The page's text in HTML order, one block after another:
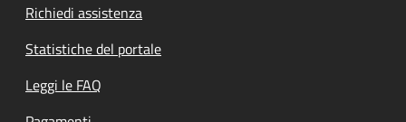
Richiedi assistenza
Statistiche del portale
Leggi le FAQ